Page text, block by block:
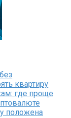
квартиру
где проще
положена